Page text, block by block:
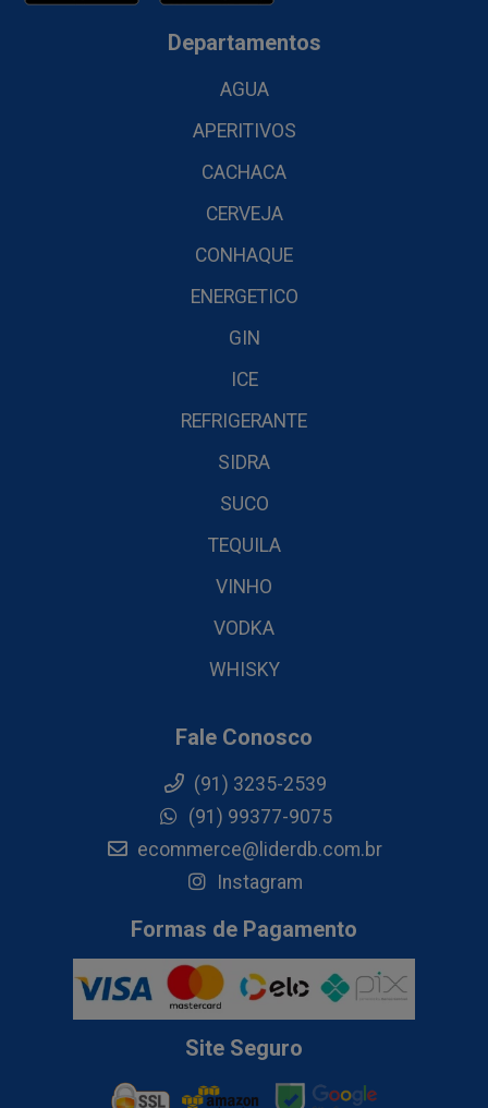
Departamentos
AGUA
APERITIVOS
CACHACA
CERVEJA
CONHAQUE
ENERGETICO
GIN
ICE
REFRIGERANTE
SIDRA
SUCO
TEQUILA
VINHO
VODKA
WHISKY
Fale Conosco
(91) 3235-2539
(91) 99377-9075
ecommerce@liderdb.com.br
Instagram
Formas de Pagamento
Site Seguro